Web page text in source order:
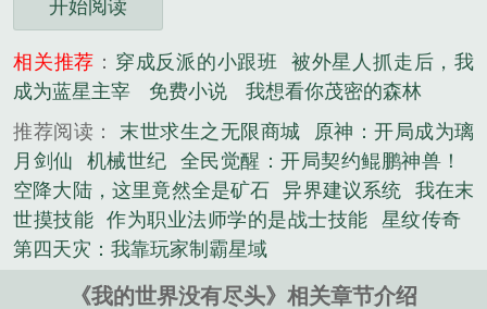
开始阅读
相关推荐 ： 穿成反派的小跟班
被外星人抓走后，我
成为蓝星主宰
免费小说
我想看你茂密的森林
推荐阅读： 末世求生之无限商城
原神：开局成为璃
月剑仙
机械世纪
全民觉醒：开局契约鲲鹏神兽！
空降大陆，这里竟然全是矿石
异界建议系统
我在末
世摸技能 作为职业法师学的是战士技能
星纹传奇
第四天灾：我靠玩家制霸星域
《我的世界没有尽头》相关章节介绍